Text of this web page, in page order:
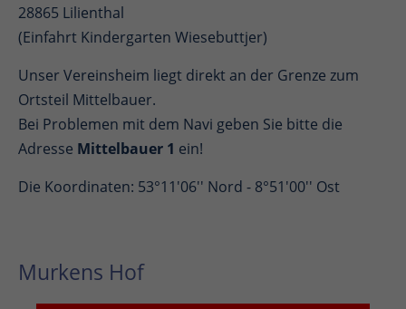
28865 Lilienthal
(Einfahrt Kindergarten Wiesebuttjer)
Unser Vereinsheim liegt direkt an der Grenze zum
Ortsteil Mittelbauer.
Bei Problemen mit dem Navi geben Sie bitte die
Adresse Mittelbauer 1 ein!
Die Koordinaten: 53°11'06'' Nord - 8°51'00'' Ost
Murkens Hof